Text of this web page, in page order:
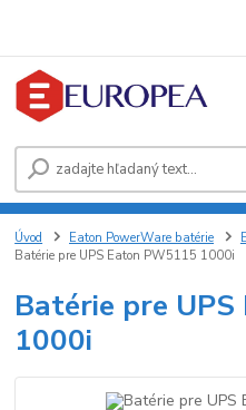
Úvod Eaton PowerWare batérie
Batérie pre UPS Eaton PW5115 1000i
Batérie pre
1000i